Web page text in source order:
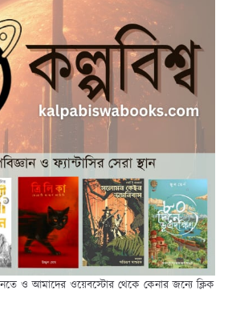
ও আমাদের ওয়েবস্টোর থেকে কেনার জন্যে ক্লিক